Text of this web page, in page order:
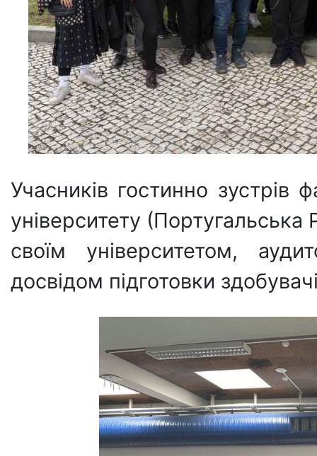
Учасників гостинно зустрів
університету
своїм університетом,
досвідом підготовки